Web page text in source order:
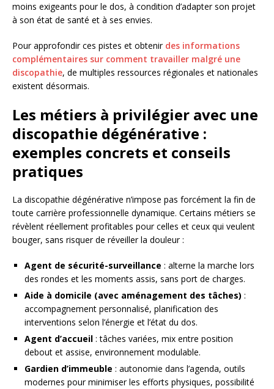
moins exigeants pour le dos, à condition d’adapter son projet
à son état de santé et à ses envies.
Pour approfondir ces pistes et obtenir des informations
complémentaires sur comment travailler malgré une
discopathie, de multiples ressources régionales et nationales
existent désormais.
Les métiers à privilégier avec une
discopathie dégénérative :
exemples concrets et conseils
pratiques
La discopathie dégénérative n’impose pas forcément la fin de
toute carrière professionnelle dynamique. Certains métiers se
révèlent réellement profitables pour celles et ceux qui veulent
bouger, sans risquer de réveiller la douleur :
Agent de sécurité-surveillance : alterne la marche lors
des rondes et les moments assis, sans port de charges.
Aide à domicile (avec aménagement des tâches) :
accompagnement personnalisé, planification des
interventions selon l’énergie et l’état du dos.
Agent d’accueil : tâches variées, mix entre position
debout et assise, environnement modulable.
Gardien d’immeuble : autonomie dans l’agenda, outils
modernes pour minimiser les efforts physiques, possibilité